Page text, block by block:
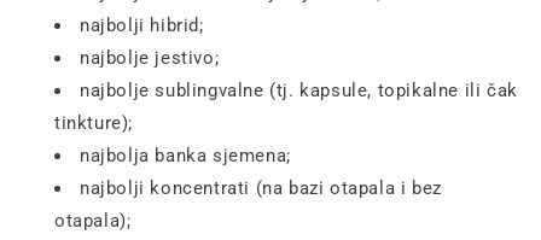
najbolji hibrid;
najbolje jestivo;
najbolje sublingvalne (tj. kapsule, topikalne ili čak
tinkture);
najbolja banka sjemena;
najbolji koncentrati (na bazi otapala i bez
otapala);